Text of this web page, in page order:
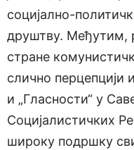
социјално-
друштву. Међутим,
стране
слично перцепцији
и „Гласности“ у
Социјалистичких
широку подршку